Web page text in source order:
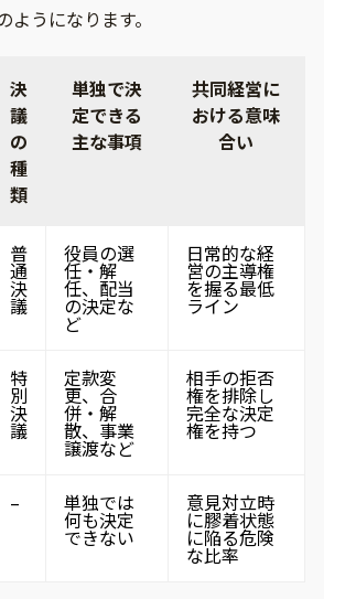
ようになります。
決
議
の
種
類
単独で決
定できる
主な事項
共同経営に
おける意味
合い
普
通
決
議
役員の選
任・解
任、配当
の決定な
ど
日常的な経
営の主導権
を握る最低
ライン
特
別
決
議
定款変
更、合
併・解
散、事業
譲渡など
相手の拒否
権を排除し
完全な決定
権を持つ
– 単独では
何も決定
できない
意見対立時
に膠着状態
に陥る危険
な比率